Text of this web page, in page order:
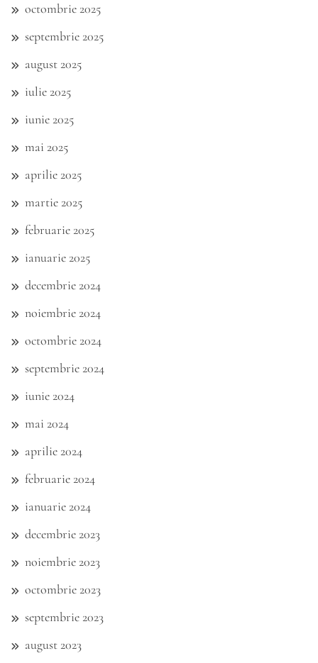
octombrie 2025
septembrie 2025
august 2025
iulie 2025
iunie 2025
mai 2025
aprilie 2025
martie 2025
februarie 2025
ianuarie 2025
decembrie 2024
noiembrie 2024
octombrie 2024
septembrie 2024
iunie 2024
mai 2024
aprilie 2024
februarie 2024
ianuarie 2024
decembrie 2023
noiembrie 2023
octombrie 2023
septembrie 2023
august 2023